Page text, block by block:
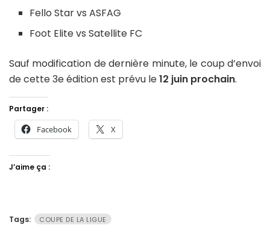
Fello Star vs ASFAG
Foot Elite vs Satellite FC
Sauf modification de dernière minute, le coup d’envoi
de cette 3e édition est prévu le12 juin prochain.
Partager :
Facebook X
J’aime ça :
Tags: COUPE DE LA LIGUE